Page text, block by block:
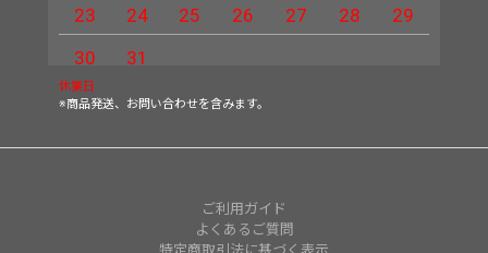
23
24 25 26 27 28
29
30
31
休業日
※商品発送、お問い合わせを含みます。
ご利用ガイド
よくあるご質問